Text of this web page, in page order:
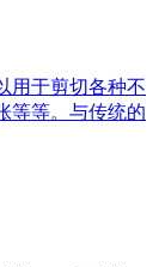
用于剪切各种不
等等。与传统的